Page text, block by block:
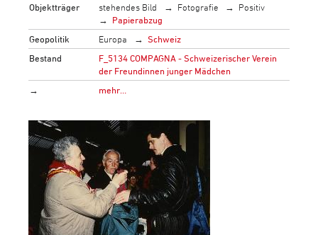
Objektträger
stehendes Bild Fotografie
Positiv
Papierabzug
Geopolitik
Europa
Schweiz
Bestand
F_5134 COMPAGNA - Schweizerischer Verein
der Freundinnen junger Mädchen
→
mehr…